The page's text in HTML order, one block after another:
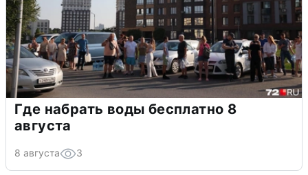
Где набрать воды бесплатно 8
августа
8 августа 3